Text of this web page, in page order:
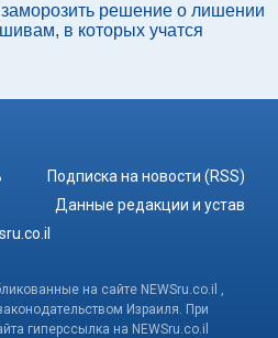
решение о лишении
в которых учатся
Подписка на новости (RSS)
Данные редакции и устав
на сайте NEWSru.co.il ,
Израиля. При
гиперссылка на NEWSru.co.il